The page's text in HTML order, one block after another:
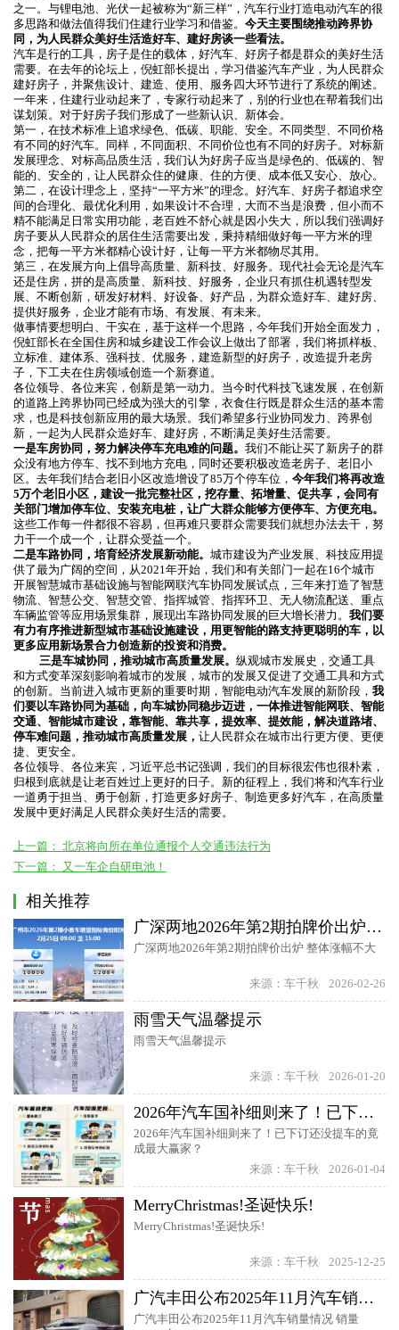
之一。与锂电池、光伏一起被称为“新三样”，汽车行业打造电动汽车的很
多思路和做法值得我们住建行业学习和借鉴。 今天主要围绕推动跨界协
同，为人民群众美好生活造好车、建好房谈一些看法。
汽车是行的工具，房子是住的载体，好汽车、好房子都是群众的美好生活
需要。在去年的论坛上，倪虹部长提出，学习借鉴汽车产业，为人民群众
建好房子，并聚焦设计、建造、使用、服务四大环节进行了系统的阐述。
一年来，住建行业动起来了，专家行动起来了，别的行业也在帮着我们出
谋划策。对于好房子我们形成了一些新认识、新体会。
第一，在技术标准上追求绿色、低碳、职能、安全。不同类型、不同价格
有不同的好汽车。同样，不同面积、不同价位也有不同的好房子。对标新
发展理念、对标高品质生活，我们认为好房子应当是绿色的、低碳的、智
能的、安全的，让人民群众住的健康、住的方便、成本低又安心、放心。
第二，在设计理念上，坚持“一平方米”的理念。好汽车、好房子都追求空
间的合理化、最优化利用，如果设计不合理，大而不当是浪费，但小而不
精不能满足日常实用功能，老百姓不舒心就是因小失大，所以我们强调好
房子要从人民群众的居住生活需要出发，秉持精细做好每一平方米的理
念，把每一平方米都精心设计好，让每一平方米都物尽其用。
第三，在发展方向上倡导高质量、新科技、好服务。现代社会无论是汽车
还是住房，拼的是高质量、新科技、好服务，企业只有抓住机遇转型发
展、不断创新，研发好材料、好设备、好产品，为群众造好车、建好房、
提供好服务，企业才能有市场、有发展、有未来。
做事情要想明白、干实在，基于这样一个思路，今年我们开始全面发力，
倪虹部长在全国住房和城乡建设工作会议上做出了部署，我们将抓样板、
立标准、建体系、强科技、优服务，建造新型的好房子，改造提升老房
子，下工夫在住房领域创造一个新赛道。
各位领导、各位来宾，创新是第一动力。当今时代科技飞速发展，在创新
的道路上跨界协同已经成为强大的引擎，衣食住行既是群众生活的基本需
求，也是科技创新应用的最大场景。我们希望多行业协同发力、跨界创
新，一起为人民群众造好车、建好房，不断满足美好生活需要。
一是车房协同，努力解决停车充电难的问题。 我们不能让买了新房子的群
众没有地方停车、找不到地方充电，同时还要积极改造老房子、老旧小
区。去年我们结合老旧小区改造增设了85万个停车位， 今年我们将再改造
5万个老旧小区，建设一批完整社区，挖存量、拓增量、促共享，会同有
关部门增加停车位、安装充电桩，让广大群众能够方便停车、方便充电。
这些工作每一件都很不容易，但再难只要群众需要我们就想办法去干，努
力干一个成一个，让群众受益一个。
二是车路协同，培育经济发展新动能。 城市建设为产业发展、科技应用提
供了最为广阔的空间，从2021年开始，我们和有关部门一起在16个城市
开展智慧城市基础设施与智能网联汽车协同发展试点，三年来打造了智慧
物流、智慧公交、智慧交管、指挥城管、指挥环卫、无人物流配送、重点
车辆监管等应用场景集群，展现出车路协同发展的巨大增长潜力。 我们要
有力有序推进新型城市基础设施建设，用更智能的路支持更聪明的车，以
更多应用新场景合力创造新的投资和消费。
三是车城协同，推动城市高质量发展。 纵观城市发展史，交通工具
和方式变革深刻影响着城市的发展，城市的发展又促进了交通工具和方式
的创新。当前进入城市更新的重要时期，智能电动汽车发展的新阶段， 我
们要以车路协同为基础，向车城协同稳步迈进，一体推进智能网联、智能
交通、智能城市建设，靠智能、靠共享，提效率、提效能，解决道路堵、
停车难问题，推动城市高质量发展， 让人民群众在城市出行更方便、更便
捷、更安全。
各位领导、各位来宾，习近平总书记强调，我们的目标很宏伟也很朴素，
归根到底就是让老百姓过上更好的日子。新的征程上，我们将和汽车行业
一道勇于担当、勇于创新，打造更多好房子、制造更多好汽车，在高质量
发展中更好满足人民群众美好生活的需要。
上一篇： 北京将向所在单位通报个人交通违法行为
下一篇： 又一车企自研电池！
相关推荐
广深两地2026年第2期拍牌价出炉 整体涨幅不大
广深两地2026年第2期拍牌价出炉 整体涨幅不大
来源：车千秋 2026-02-26
雨雪天气温馨提示
雨雪天气温馨提示
来源：车千秋 2026-01-20
2026年汽车国补细则来了！已下订还没提车的竟成最大赢家？
2026年汽车国补细则来了！已下订还没提车的竟
成最大赢家？
来源：车千秋
2026-01-04
MerryChristmas!圣诞快乐!
MerryChristmas!圣诞快乐!
来源：车千秋 2025-12-25
广汽丰田公布2025年11月汽车销量情况 销量64905台
广汽丰田公布2025年11月汽车销量情况 销量